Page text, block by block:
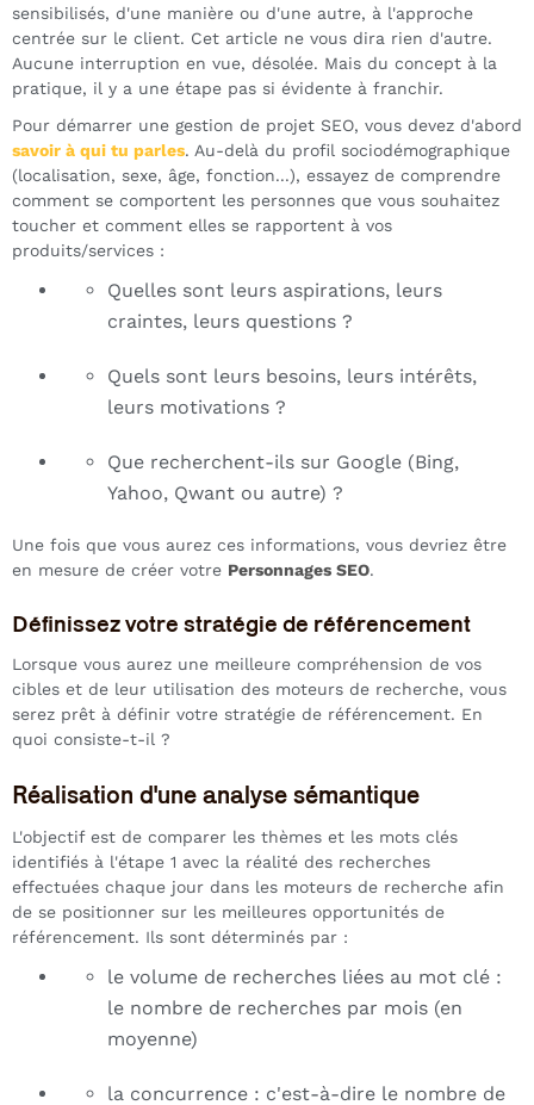
sensibilisés, d'une manière ou d'une autre, à l'approche
centrée sur le client. Cet article ne vous dira rien d'autre.
Aucune interruption en vue, désolée. Mais du concept à la
pratique, il y a une étape pas si évidente à franchir.
Pour démarrer une gestion de projet SEO, vous devez d'abord
savoir à qui tu parles. Au-delà du profil sociodémographique
(localisation, sexe, âge, fonction...), essayez de comprendre
comment se comportent les personnes que vous souhaitez
toucher et comment elles se rapportent à vos
produits/services :
Quelles sont leurs aspirations, leurs
craintes, leurs questions ?
Quels sont leurs besoins, leurs intérêts,
leurs motivations ?
Que recherchent-ils sur Google (Bing,
Yahoo, Qwant ou autre) ?
Une fois que vous aurez ces informations, vous devriez être
en mesure de créer votre Personnages SEO.
Définissez votre stratégie de référencement
Lorsque vous aurez une meilleure compréhension de vos
cibles et de leur utilisation des moteurs de recherche, vous
serez prêt à définir votre stratégie de référencement. En
quoi consiste-t-il ?
Réalisation d'une analyse sémantique
L'objectif est de comparer les thèmes et les mots clés
identifiés à l'étape 1 avec la réalité des recherches
effectuées chaque jour dans les moteurs de recherche afin
de se positionner sur les meilleures opportunités de
référencement. Ils sont déterminés par :
le volume de recherches liées au mot clé :
le nombre de recherches par mois (en
moyenne)
la concurrence : c'est-à-dire le nombre de